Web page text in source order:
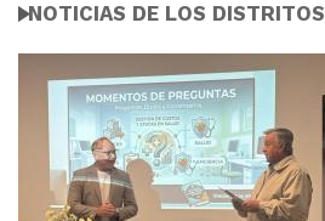
NOTICIAS DE LOS DISTRITOS